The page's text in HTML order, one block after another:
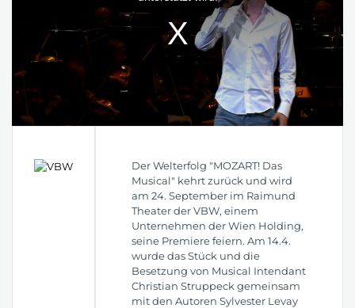
Der Welterfolg "MOZART! Das
Musical" kehrt zurück und wird
am 24. September im Raimund
Theater der VBW, einem
Unternehmen der Wien Holding,
seine Premiere feiern. Am 14.4.
wurde das Stück und die
Besetzung von Musical Intendant
Christian Struppeck gemeinsam
mit den Autoren Sylvester Levay